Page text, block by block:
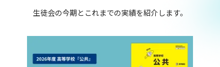
生徒会の今期とこれまでの実績を紹介します。